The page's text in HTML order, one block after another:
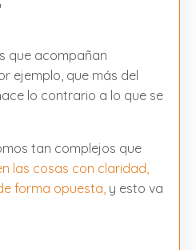
que acompañan
ejemplo, que más del
lo contrario a lo que se
tan complejos que
las cosas con claridad,
forma opuesta, y esto va